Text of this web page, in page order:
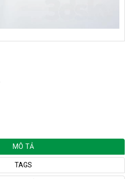
MÔ TẢ
TAGS